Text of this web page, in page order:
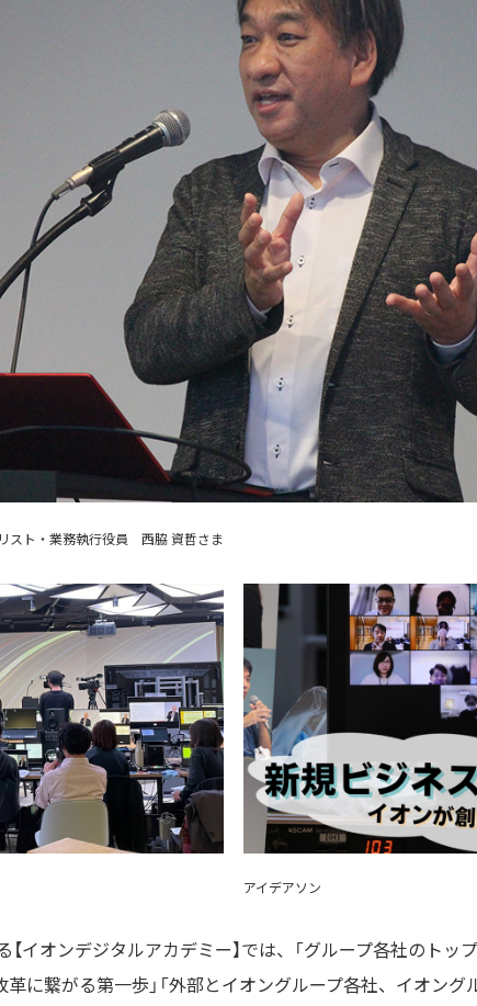
スト・業務執行役員 西脇 資哲さま
アイデアソン
イオンデジタルアカデミー】では、「グループ各社のト
に繋がる第一歩」「外部とイオングループ各社、イオン